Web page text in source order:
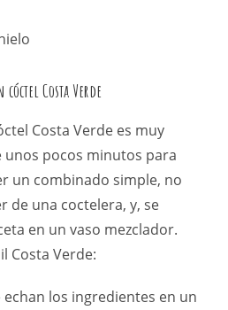
cóctel Costa Verde
Costa Verde es muy
unos pocos minutos para
un combinado simple, no
de una coctelera, y, se
en un vaso mezclador.
Costa Verde:
los ingredientes en un